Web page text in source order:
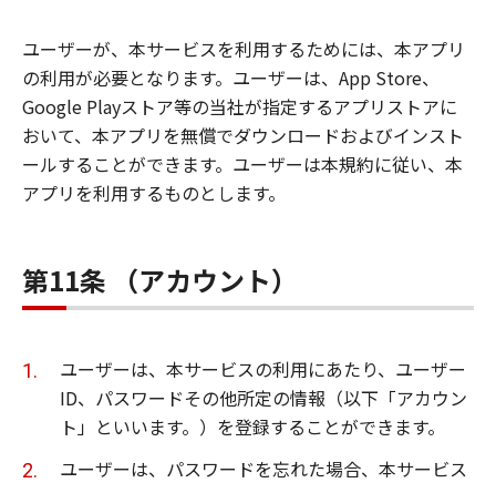
ユーザーが、本サービスを利用するためには、本アプリ
の利用が必要となります。ユーザーは、App Store、
Google Playストア等の当社が指定するアプリストアに
おいて、本アプリを無償でダウンロードおよびインスト
ールすることができます。ユーザーは本規約に従い、本
アプリを利用するものとします。
第11条 （アカウント）
ユーザーは、本サービスの利用にあたり、ユーザー
ID、パスワードその他所定の情報（以下「アカウン
ト」といいます。）を登録することができます。
ユーザーは、パスワードを忘れた場合、本サービス